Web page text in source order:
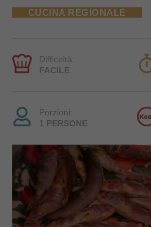
CUCINA REGIONALE
Difficoltà:
FACILE
Porzioni:
1 PERSONE